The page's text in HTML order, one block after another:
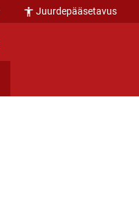
Juurdepääsetavus